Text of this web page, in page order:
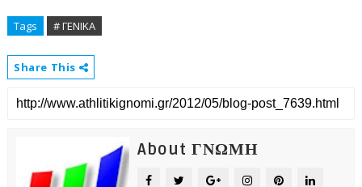
Tags # ΓΕΝΙΚΑ
Share This
About ΓΝΩΜΗ